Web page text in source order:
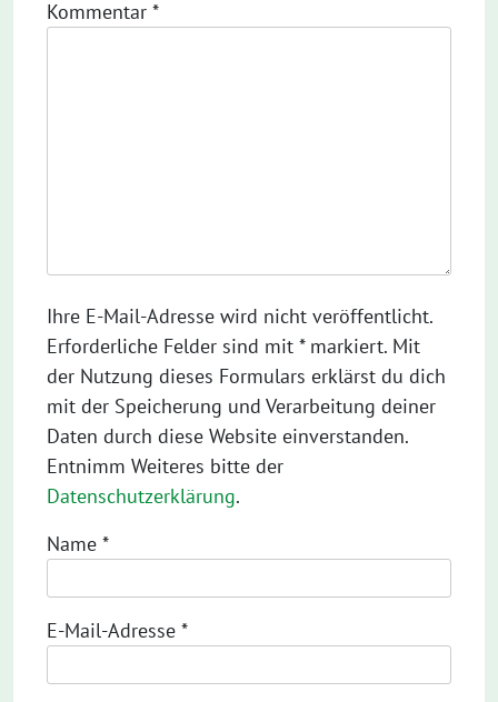
Kommentar *
Ihre E-Mail-Adresse wird nicht veröffentlicht.
Erforderliche Felder sind mit * markiert. Mit
der Nutzung dieses Formulars erklärst du dich
mit der Speicherung und Verarbeitung deiner
Daten durch diese Website einverstanden.
Entnimm Weiteres bitte der
Datenschutzerklärung.
Name *
E-Mail-Adresse *